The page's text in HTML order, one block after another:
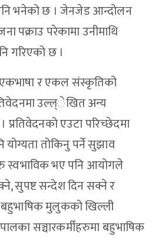
भनेको छ । जेनजेड आन्दोलन
पक्राउ परेकामा उनीमाथि
गरिएको छ ।
र एकल संस्कृतिको
उल्ल्ेखित अन्य
प्रतिवेदनको एउटा परिच्छेदमा
योग्यता तोकिनु पर्ने सुझाव
स्वभाविक भए पनि आयोगले
सुपष्ट सन्देश दिन सक्ने र
बहुभाषिक मुलुकको खिल्ली
सञ्चारकर्मीहरुमा बहुभाषिक